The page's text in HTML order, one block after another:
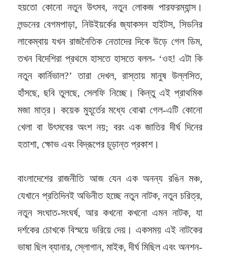
হয়তো কোনো নতুন উৎসব, নতুন লোকজ পারফরম্যান্স।
লন্ডনের বেগমপাড়া, নিউইয়র্কের জ্যাকসন হাইটস, সিডনির
লাকেম্বায় যখন রাজনৈতিক নেতাদের দিকে উড়ে গেল ডিম,
তখন বিদেশিরা প্রথমে হাসতে হাসতে বলল- ‘ওহ! এটা কি
নতুন কার্নিভাল?’ তারা দেখল, রাস্তায় মানুষ উল্লসিত,
হাঁসছে, ছবি তুলছে, সেলফি নিচ্ছে। কিন্তু এই প্রাথমিক
মজা মাত্র। কয়েক মুহূর্তের মধ্যে বোঝা গেল-এটি কোনো
খেলা বা উৎসবের অংশ নয়; বরং এক জাতির দীর্ঘ দিনের
হতাশা, ক্ষোভ এবং বিদ্রূপের চূড়ান্ত প্রকাশ।
বাংলাদেশের রাজনীতি আজ যেন এক অনন্য রঙিন মঞ্চ,
যেখানে প্রতিদিনই অভিনীত হচ্ছে নতুন নাটক, নতুন চরিত্র,
নতুন সংঘাত-সংঘর্ষ, আর কখনো কখনো এমন নাটক, যা
দর্শকের চোখকে বিস্ময়ে ভরিয়ে দেয়। একসময় এই নাটকের
ভাষা ছিল ব্যানার, স্লোগান, মাইক, দীর্ঘ মিছিল এবং অনশন-